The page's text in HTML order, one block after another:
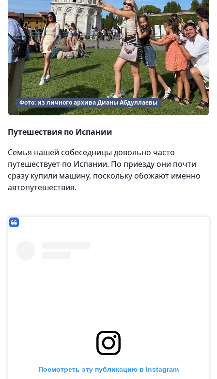
Фото: из личного архива Дианы Абдуллаевы
Путешествия по Испании
Семья нашей собеседницы довольно часто
путешествует по Испании. По приезду они почти
сразу купили машину, поскольку обожают именно
автопутешествия.
Посмотреть эту публикацию в Instagram